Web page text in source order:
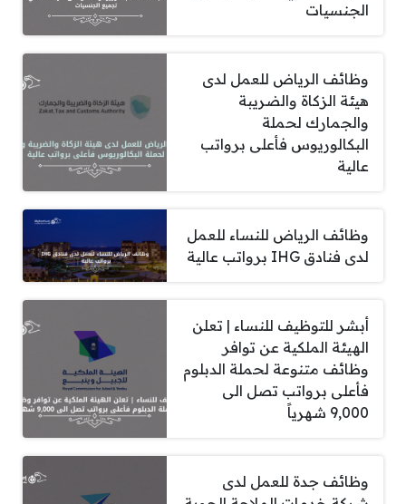
الجنسيات
وظائف الرياض للعمل لدى
هيئة الزكاة والضريبة
والجمارك لحملة
البكالوريوس فأعلى برواتب
عالية
وظائف الرياض للنساء للعمل
لدى فنادق IHG برواتب عالية
أبشر للتوظيف للنساء | تعلن
الهيئة الملكية عن توافر
وظائف متنوعة لحملة الدبلوم
فأعلى برواتب تصل الى
9,000 شهرياً
وظائف جدة للعمل لدى